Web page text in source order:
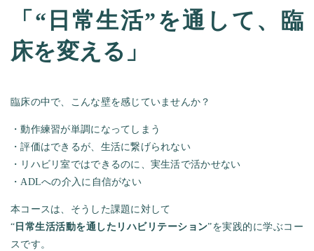
「 “日常生活”を通して、臨
床を変える」
臨床の中で、こんな壁を感じていませんか？
・動作練習が単調になってしまう
・評価はできるが、生活に繋げられない
・リハビリ室ではできるのに、実生活で活かせない
・ADLへの介入に自信がない
本コースは、そうした課題に対して
“ 日常生活活動を通したリハビリテーション”を実践的に学ぶコー
スです。